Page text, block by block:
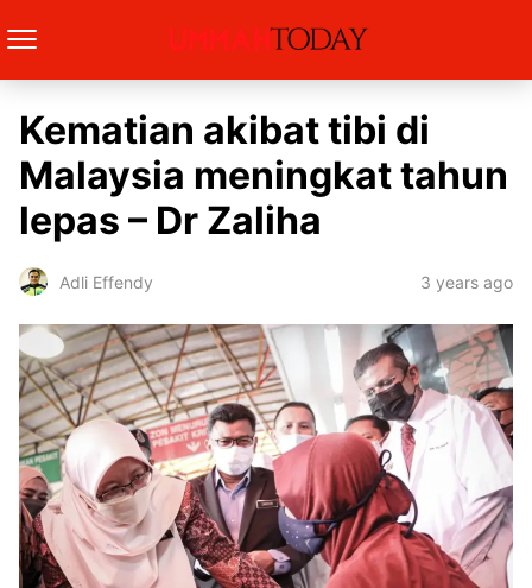
Kematian akibat tibi di
Malaysia meningkat tahun
lepas – Dr Zaliha
Adli Effendy 3 years ago